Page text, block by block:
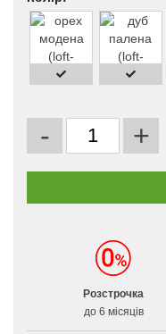
- +
Розстрочка
до 6 місяців